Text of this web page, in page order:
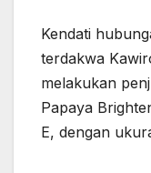
Kendati
terdakwa
melakukan
Papaya
E, dengan